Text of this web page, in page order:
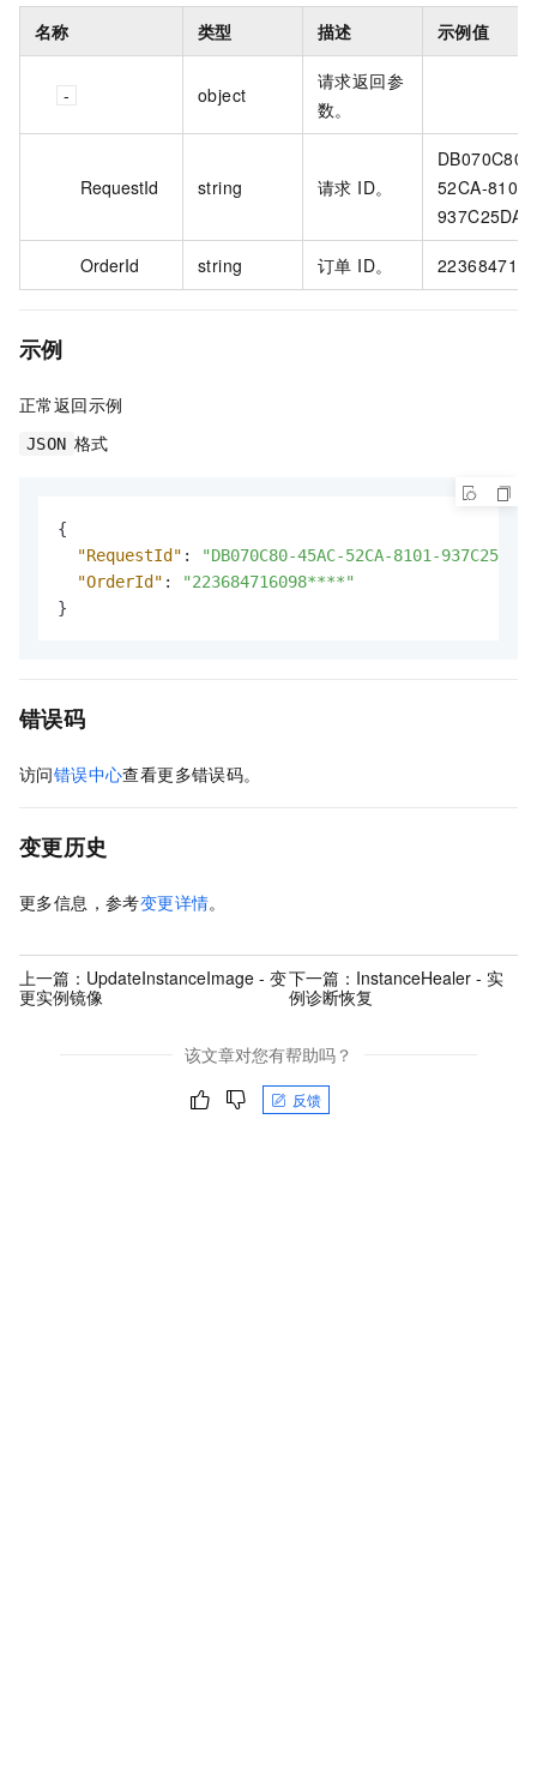
名称 类型 描述 示例值
object
请求返回参
数。
RequestId string 请求 ID。
DB070C80-
52CA-8101-
OrderId string 订单 ID。
示例
正常返回示例
JSON 格式
{
"RequestId" :
"DB070C80-45AC-52CA-8101-
"OrderId" :
"223684716098****"
}
错误码
访问错误中心查看更多错误码。
变更历史
更多信息，参考变更详情。
上一篇： UpdateInstanceImage - 变
更实例镜像
下一篇： InstanceHealer - 实
例诊断恢复
该文章对您有帮助吗？
反馈